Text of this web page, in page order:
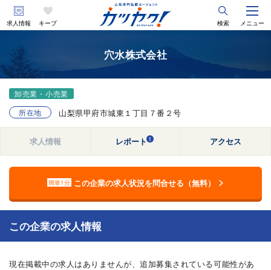
求人情報 キープ 検索 メニュー
穴水株式会社
卸売業・小売業
所在地
山梨県甲府市城東１丁目７番２号
求人情報 レポート1 アクセス
簡単1分 この企業の求人状況を問合せる（無料）
この企業の求人情報
現在掲載中の求人はありませんが、追加募集されている可能性があ